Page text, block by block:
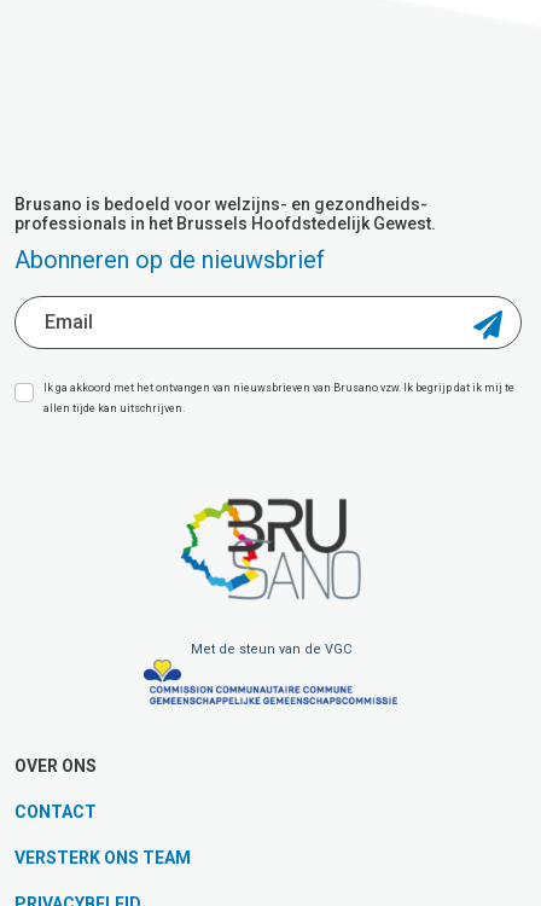
Brusano is bedoeld voor welzijns- en gezondheids-
professionals in het Brussels Hoofdstedelijk Gewest.
Abonneren op de nieuwsbrief
Ik ga akkoord met het ontvangen van nieuwsbrieven van Brusano vzw. Ik begrijp dat ik mij te
allen tijde kan uitschrijven.
Met de steun van de VGC
OVER ONS
CONTACT
VERSTERK ONS TEAM